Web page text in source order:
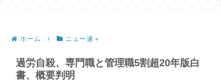
ホーム ニュー速＋
過労自殺、専門職と管理職5割超20年版白
書、概要判明